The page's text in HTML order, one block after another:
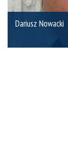
Dariusz Nowacki